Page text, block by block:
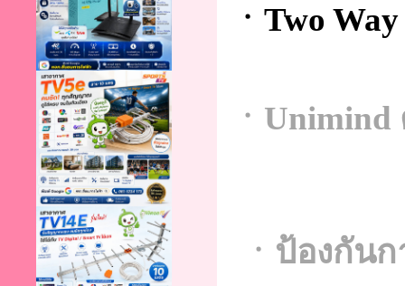
ㆍTwo
ㆍ
ㆍป้องกัน